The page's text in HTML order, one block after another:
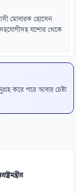
মোবারক হোসেন
যশোর থেকে
করে পরে আবার চেষ্টা